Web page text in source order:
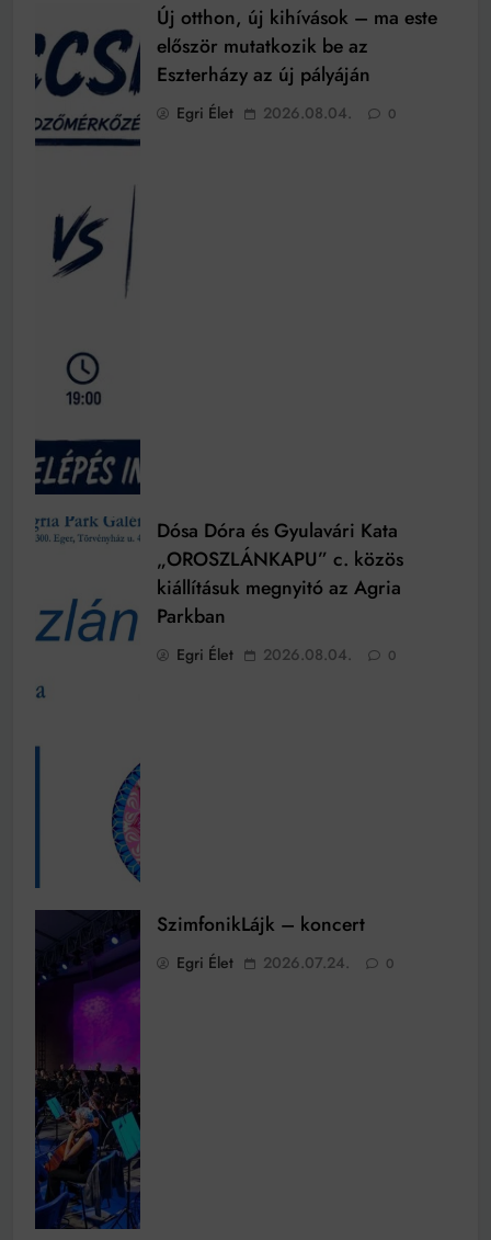
Új otthon, új kihívások – ma este
először mutatkozik be az
Eszterházy az új pályáján
Egri Élet 2026.08.04. 0
Dósa Dóra és Gyulavári Kata
„OROSZLÁNKAPU” c. közös
kiállításuk megnyitó az Agria
Parkban
Egri Élet 2026.08.04. 0
SzimfonikLájk – koncert
Egri Élet 2026.07.24. 0